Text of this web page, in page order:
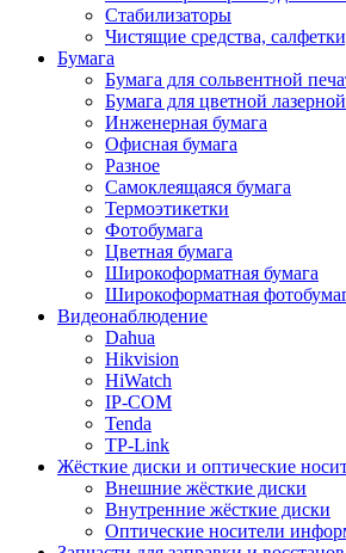
Стабилизаторы
Чистящие средства,
Бумага
Бумага для сольвентной
Бумага для цветной
Инженерная бумага
Офисная бумага
Разное
Самоклеящаяся бумага
Термоэтикетки
Фотобумага
Цветная бумага
Широкоформатная бумага
Широкоформатная
Видеонаблюдение
Dahua
Hikvision
HiWatch
IP-COM
Tenda
TP-Link
Жёсткие диски и оптические
Внешние жёсткие диски
Внутренние жёсткие диски
Оптические носители